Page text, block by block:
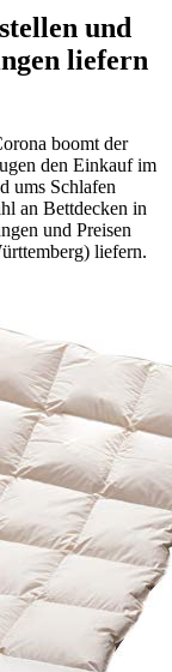
und
liefern
boomt der
den Einkauf im
ums Schlafen
an Bettdecken in
und Preisen
liefern.